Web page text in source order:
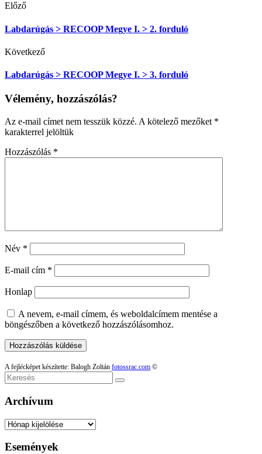
Előző
Labdarúgás > RECOOP Megye I. > 2. forduló
Következő
Labdarúgás > RECOOP Megye I. > 3. forduló
Vélemény, hozzászólás?
Az e-mail címet nem tesszük közzé. A kötelező mezőket *
karakterrel jelöltük
Hozzászólás *
Név *
E-mail cím *
Honlap
A nevem, e-mail címem, és weboldalcímem mentése a
böngészőben a következő hozzászólásomhoz.
A fejlécképet készítette: Balogh Zoltán fotossrac.com ©
Keresés
Archívum
Archívum
Események